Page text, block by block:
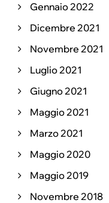
Gennaio 2022
Dicembre 2021
Novembre 2021
Luglio 2021
Giugno 2021
Maggio 2021
Marzo 2021
Maggio 2020
Maggio 2019
Novembre 2018